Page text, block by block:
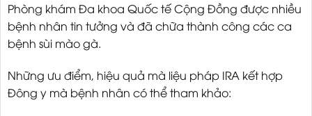
Phòng khám Đa khoa Quốc tế Cộng Đồng được nhiều
bệnh nhân tin tưởng và đã chữa thành công các ca
bệnh sùi mào gà.
Những ưu điểm, hiệu quả mà liệu pháp IRA kết hợp
Đông y mà bệnh nhân có thể tham khảo: